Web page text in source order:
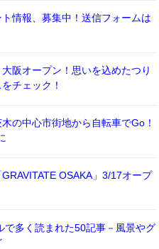
情報、募集中！送信フォームは
阪オープン！思いを込めたつり
チェック！
の中心市街地から自転車でGo！
OSAKA」3/17オープ
で多く読まれた50記事－風景やグ